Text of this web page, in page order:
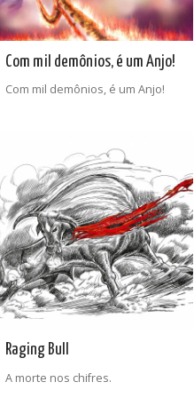
Com mil demônios, é um Anjo!
Com mil demônios, é um Anjo!
Raging Bull
A morte nos chifres.